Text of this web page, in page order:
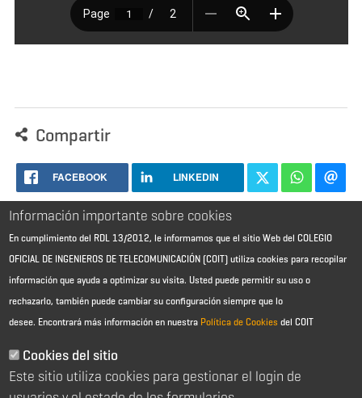
Compartir
FACEBOOK LINKEDIN
Aviso Legal - Información general
Política de cookies
Política de reembolso
Sitemap
Información importante sobre cookies
En cumplimiento del RDL 13/2012, le informamos que el sitio Web del COLEGIO
OFICIAL DE INGENIEROS DE TELECOMUNICACIÓN (COIT) utiliza cookies para recopilar
información que ayuda a optimizar su visita. Usted puede permitir su uso o
rechazarlo, también puede cambiar su configuración siempre que lo
desee. Encontrará más información en nuestra Política de Cookies del COIT
Cookies del sitio
Este sitio utiliza cookies para gestionar el login de